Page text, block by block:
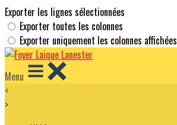
Exporter les lignes sélectionnées
Exporter toutes les colonnes
Exporter uniquement les colonnes affichées
Menu
<
>